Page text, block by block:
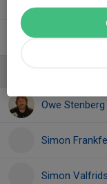
Pontus Flatum
Owe Stenberg
Simon
Simon